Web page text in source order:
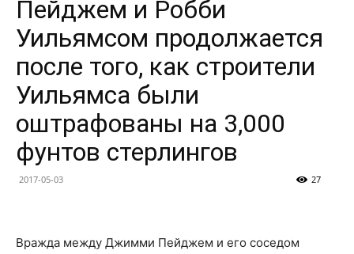
Пейджем и Робби
Уильямсом продолжается
после того, как строители
Уильямса были
оштрафованы на 3,000
фунтов стерлингов
2017-05-03 27
Вражда между Джимми Пейджем и его соседом